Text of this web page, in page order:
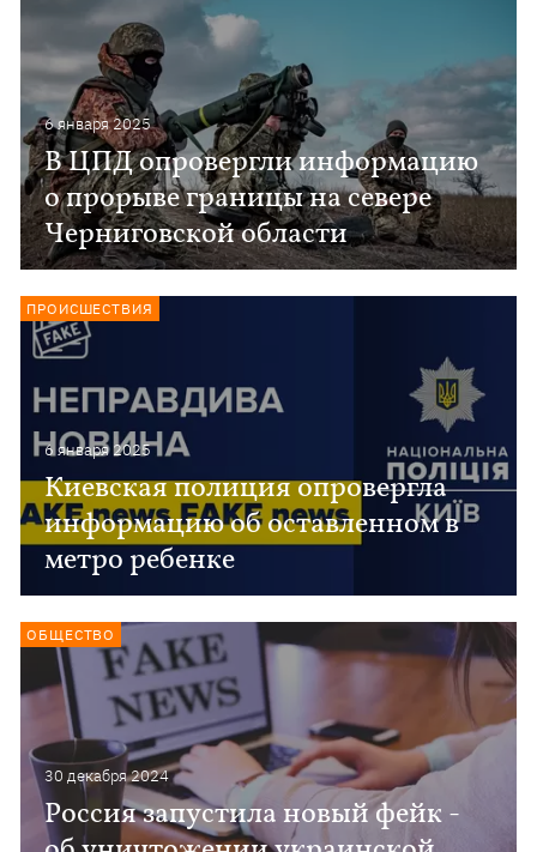
6 января 2025
В ЦПД опровергли информацию
о прорыве границы на севере
Черниговской области
6 января 2025
Киевская полиция опровергла
информацию об оставленном в
метро ребенке
ПРОИСШЕСТВИЯ
30 декабря 2024
Россия запустила новый фейк -
ОБЩЕСТВО